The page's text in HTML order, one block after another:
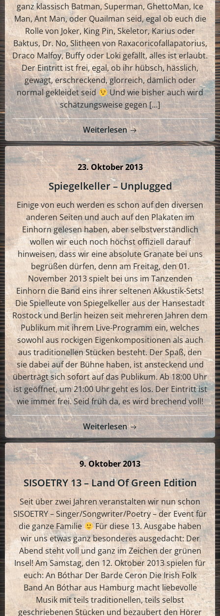
ganz klassisch Batman, Superman, GhettoMan, Ice
Man, Ant Man, oder Quailman seid, egal ob euch die
Rolle von Joker, King Pin, Skeletor, Karius oder
Baktus, Dr. No, Slitheen von Raxacoricofallapatorius,
Draco Malfoy, Buffy oder Loki gefällt, alles ist erlaubt.
Der Eintritt ist frei, egal, ob ihr hübsch, hässlich,
gewagt, erschreckend, glorreich, dämlich oder
normal gekleidet seid
Und wie bisher auch wird
schätzungsweise gegen […]
Weiterlesen
23. Oktober 2013
Spiegelkeller – Unplugged
Einige von euch werden es schon auf den diversen
anderen Seiten und auch auf den Plakaten im
Einhorn gelesen haben, aber selbstverständlich
wollen wir euch noch höchst offiziell darauf
hinweisen, dass wir eine absolute Granate bei uns
begrüßen dürfen, denn am Freitag, den 01.
November 2013 spielt bei uns im Tanzenden
Einhorn die Band eins ihrer seltenen Akkustik-Sets!
Die Spielleute von Spiegelkeller aus der Hansestadt
Rostock und Berlin heizen seit mehreren Jahren dem
Publikum mit ihrem Live-Programm ein, welches
sowohl aus rockigen Eigenkompositionen als auch
aus traditionellen Stücken besteht. Der Spaß, den
sie dabei auf der Bühne haben, ist ansteckend und
überträgt sich sofort auf das Publikum. Ab 18:00 Uhr
ist geöffnet, um 21:00 Uhr geht es los. Der Eintritt ist
wie immer frei. Seid früh da, es wird brechend voll!
Weiterlesen
9. Oktober 2013
SISOETRY 13 – Land Of Green Edition
Seit über zwei Jahren veranstalten wir nun schon
SISOETRY – Singer/Songwriter/Poetry – der Event für
die ganze Familie
Für diese 13. Ausgabe haben
wir uns etwas ganz besonderes ausgedacht: Der
Abend steht voll und ganz im Zeichen der grünen
Insel! Am Samstag, den 12. Oktober 2013 spielen für
euch: An Bóthar Der Barde Ceron Die Irish Folk
Band An Bóthar aus Hamburg macht liebevolle
Musik mit teils traditionellen, teils selbst
geschriebenen Stücken und bezaubert den Hörer